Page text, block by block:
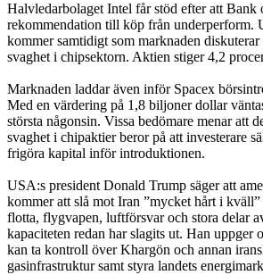
Halvledarbolaget Intel får stöd efter att Bank
rekommendation till köp från underperform.
kommer samtidigt som marknaden diskuterar
svaghet i chipsektorn. Aktien stiger 4,2
Marknaden laddar även inför Spacex
Med en värdering på 1,8 biljoner dollar
största någonsin. Vissa bedömare menar att
svaghet i chipaktier beror på att investerare
frigöra kapital inför introduktionen.
USA:s president Donald Trump säger att
kommer att slå mot Iran ”mycket hårt i
flotta, flygvapen, luftförsvar och stora delar
kapaciteten redan har slagits ut. Han uppger
kan ta kontroll över Khargön och annan
gasinfrastruktur samt styra landets